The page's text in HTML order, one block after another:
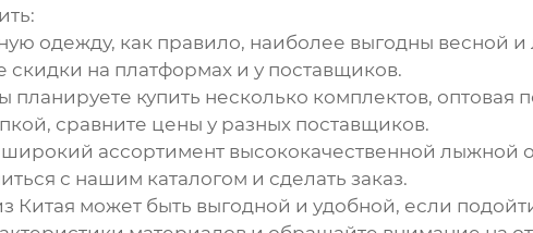
одежду, как правило, наиболее выгодны весной и
скидки на платформах и у поставщиков.
планируете купить несколько комплектов, оптовая
сравните цены у разных поставщиков.
ассортимент высококачественной лыжной
с нашим каталогом и сделать заказ.
Китая может быть выгодной и удобной, если